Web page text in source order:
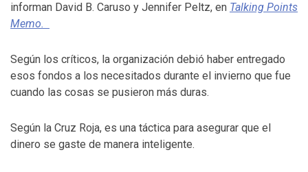
informan David B. Caruso y Jennifer Peltz, en Talking Points
Memo.
Según los críticos, la organización debió haber entregado
esos fondos a los necesitados durante el invierno que fue
cuando las cosas se pusieron más duras.
Según la Cruz Roja, es una táctica para asegurar que el
dinero se gaste de manera inteligente.